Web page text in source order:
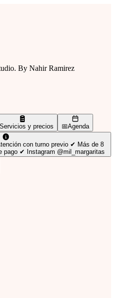
By Nahir Ramirez
y precios 📅Agenda
con turno previo ✔ Más de 8
pago ✔ Instagram @mil_margaritas